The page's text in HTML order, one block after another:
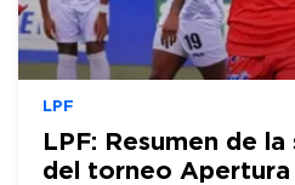
LPF
LPF: Resumen de
del torneo Apertura